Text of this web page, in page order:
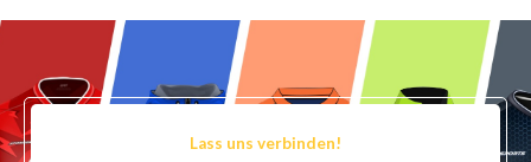
Lass uns verbinden!